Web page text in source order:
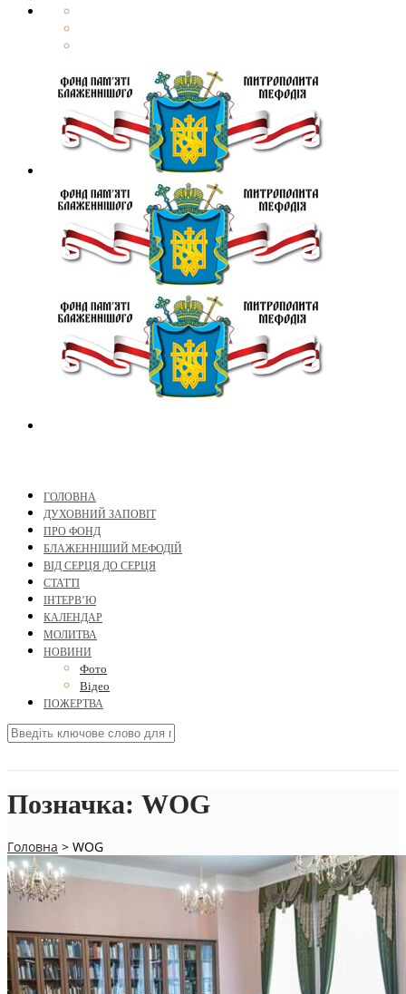
ГОЛОВНА
ДУХОВНИЙ ЗАПОВІТ
ПРО ФОНД
БЛАЖЕННІШИЙ МЕФОДІЙ
ВІД СЕРЦЯ ДО СЕРЦЯ
СТАТТІ
ІНТЕРВ’Ю
КАЛЕНДАР
МОЛИТВА
НОВИНИ
Фото
Відео
ПОЖЕРТВА
Позначка: WOG
Головна > WOG